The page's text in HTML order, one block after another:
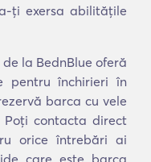
ți exersa abilitățile
la BednBlue oferă
pentru închirieri în
barca cu vele
contacta direct
orice întrebări ai
care este barca